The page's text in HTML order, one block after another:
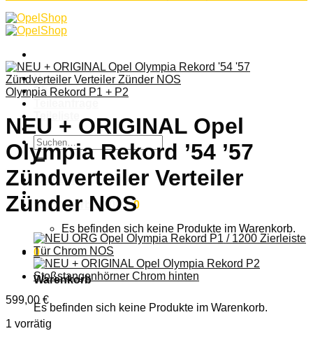
Home
Shop
Teileliste
Suchen
nach:
Anmelden
Warenkorb /0,00€ 0
Es befinden sich keine Produkte im Warenkorb.
0
Warenkorb
Es befinden sich keine Produkte im Warenkorb.
Olympia Rekord P1 + P2
NEU + ORIGINAL Opel
Olympia Rekord ’54 ’57
Zündverteiler Verteiler
Zünder NOS
599,00 €
1 vorrätig